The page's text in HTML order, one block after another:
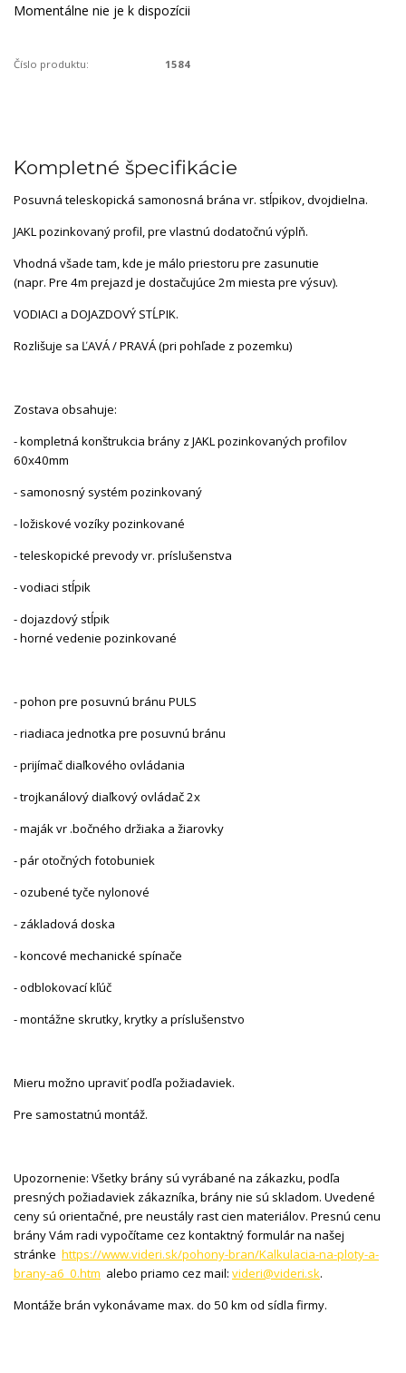
Momentálne nie je k dispozícii
Číslo produktu: 1584
Kompletné špecifikácie
Posuvná teleskopická samonosná brána vr. stĺpikov, dvojdielna.
JAKL pozinkovaný profil, pre vlastnú dodatočnú výplň.
Vhodná všade tam, kde je málo priestoru pre zasunutie
(napr. Pre 4m prejazd je dostačujúce 2m miesta pre výsuv).
VODIACI a DOJAZDOVÝ STĹPIK.
Rozlišuje sa ĽAVÁ / PRAVÁ (pri pohľade z pozemku)
Zostava obsahuje:
- kompletná konštrukcia brány z JAKL pozinkovaných profilov
60x40mm
- samonosný systém pozinkovaný
- ložiskové vozíky pozinkované
- teleskopické prevody vr. príslušenstva
- vodiaci stĺpik
- dojazdový stĺpik
- horné vedenie pozinkované
- pohon pre posuvnú bránu PULS
- riadiaca jednotka pre posuvnú bránu
- prijímač diaľkového ovládania
- trojkanálový diaľkový ovládač 2x
- maják vr .bočného držiaka a žiarovky
- pár otočných fotobuniek
- ozubené tyče nylonové
- základová doska
- koncové mechanické spínače
- odblokovací kľúč
- montážne skrutky, krytky a príslušenstvo
Mieru možno upraviť podľa požiadaviek.
Pre samostatnú montáž.
Upozornenie: Všetky brány sú vyrábané na zákazku, podľa
presných požiadaviek zákazníka, brány nie sú skladom. Uvedené
ceny sú orientačné, pre neustály rast cien materiálov. Presnú cenu
brány Vám radi vypočítame cez kontaktný formulár na našej
stránke https://www.videri.sk/pohony-bran/Kalkulacia-na-ploty-a-
brany-a6_0.htm alebo priamo cez mail: videri@videri.sk.
Montáže brán vykonávame max. do 50 km od sídla firmy.